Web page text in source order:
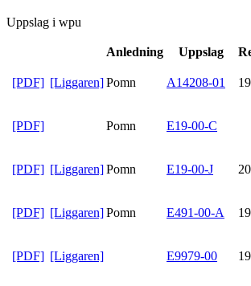
Uppslag i wpu
Anledning Uppslag
[PDF] [Liggaren]Pomn A14208-01
[PDF] Pomn E19-00-C
[PDF] [Liggaren]Pomn E19-00-J
[PDF] [Liggaren]Pomn E491-00-A
[PDF] [Liggaren] E9979-00